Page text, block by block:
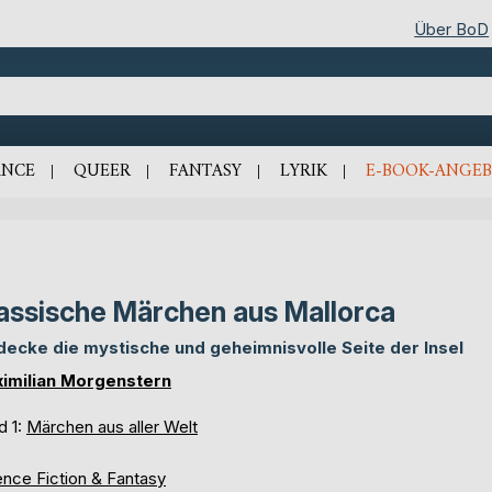
Über BoD
QUEER FANTASY LYRIK E-BOOK-
Märchen aus Mallorca
die mystische und geheimnisvolle Seite der Insel
Morgenstern
1: Märchen aus aller Welt
Fiction & Fantasy